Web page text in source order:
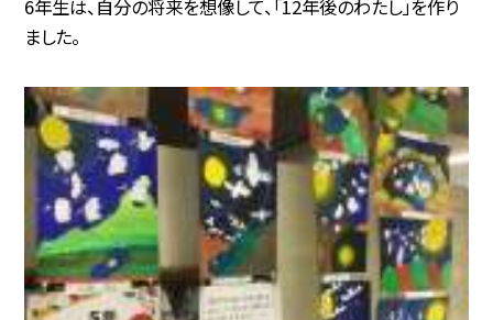
6年生は、自分の将来を想像して、「12年後のわたし」を作り
ました。